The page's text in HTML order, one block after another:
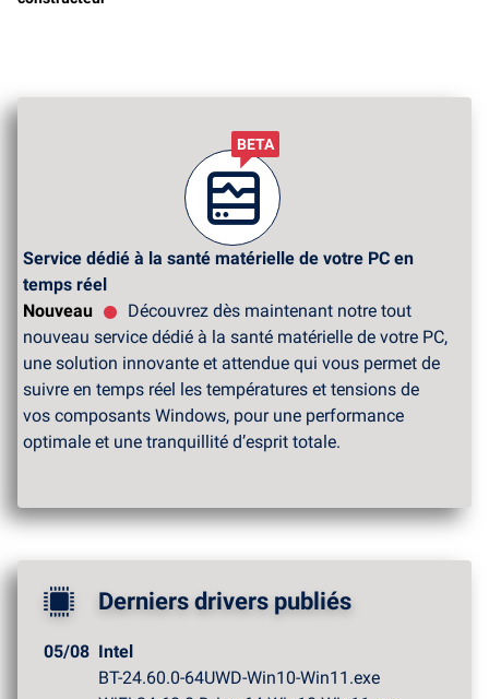
BETA
Service dédié à la santé matérielle de votre PC en
temps réel
Nouveau
Découvrez dès maintenant notre tout
nouveau service dédié à la santé matérielle de votre PC,
une solution innovante et attendue qui vous permet de
suivre en temps réel les températures et tensions de
vos composants Windows, pour une performance
optimale et une tranquillité d’esprit totale.
Derniers drivers publiés
05/08 Intel
BT-24.60.0-64UWD-Win10-Win11.exe